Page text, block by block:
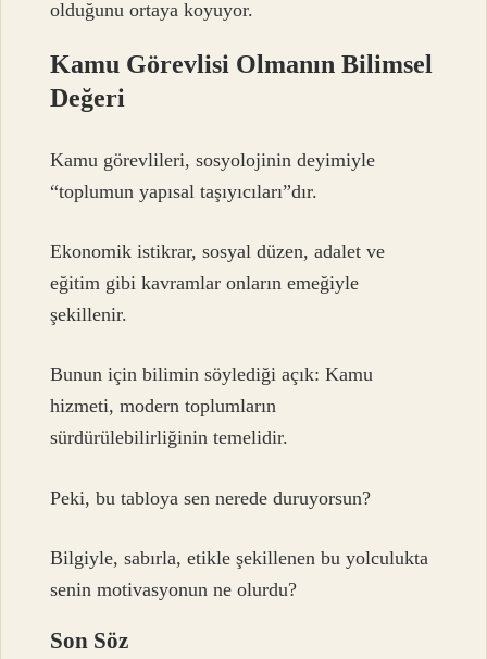
olduğunu ortaya koyuyor.
Kamu Görevlisi Olmanın Bilimsel
Değeri
Kamu görevlileri, sosyolojinin deyimiyle
“toplumun yapısal taşıyıcıları”dır.
Ekonomik istikrar, sosyal düzen, adalet ve
eğitim gibi kavramlar onların emeğiyle
şekillenir.
Bunun için bilimin söylediği açık: Kamu
hizmeti, modern toplumların
sürdürülebilirliğinin temelidir.
Peki, bu tabloya sen nerede duruyorsun?
Bilgiyle, sabırla, etikle şekillenen bu yolculukta
senin motivasyonun ne olurdu?
Son Söz